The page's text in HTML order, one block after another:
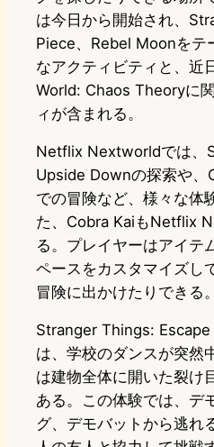
は今日から開始され、
Piece、Rebel Moonをテ
なアクティビティと、近
World: Chaos Theoryに
ィが含まれる。
Netflix Nextworldでは、
Upside Downの探索や、
での冒険など、様々な体
た、Cobra KaiもNetflix
る。プレイヤーはアイテ
ペースをカスタマイズし
冒険に出かけたりできる。
Stranger Things:
は、学校のダンスが突然
は建物全体に開いた裂け
ある。この体験では、デ
グ、デモバットから逃れ